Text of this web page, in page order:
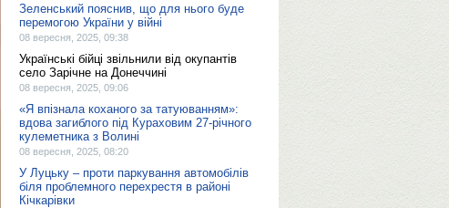
Зеленський пояснив, що для нього буде
перемогою України у війні
08 вересня, 2025, 09:38
Українські бійці звільнили від окупантів
село Зарічне на Донеччині
08 вересня, 2025, 09:06
«Я впізнала коханого за татуюванням»:
вдова загиблого під Кураховим 27-річного
кулеметника з Волині
08 вересня, 2025, 08:20
У Луцьку – проти паркування автомобілів
біля проблемного перехрестя в районі
Кічкарівки